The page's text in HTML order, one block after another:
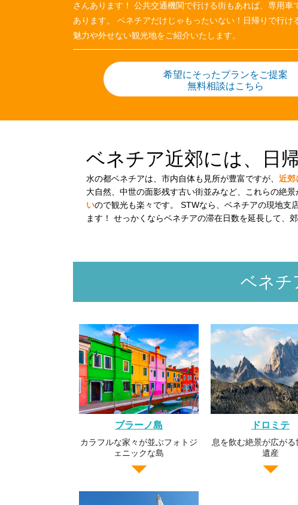
さんあります！ 公共交通機関で行ける街もあれば、専用車
あります。 ベネチアだけじゃもったいない！日帰りで行け
魅力や外せない観光地をご紹介いたします。
希望にそったプランをご提案
無料相談はこちら
ベネチア近郊には、日
水の都ベネチアは、市内自体も見所が豊富ですが、 近郊
大自然、中世の面影残す古い街並みなど、これらの絶景
いので観光も楽々です。 STWなら、ベネチアの現地支
ます！ せっかくならベネチアの滞在日数を延長して、
ベネチ
ブラーノ島
カラフルな家々が並ぶフォトジ
ェニックな島
ドロミテ
息を飲む絶景が広がる
遺産